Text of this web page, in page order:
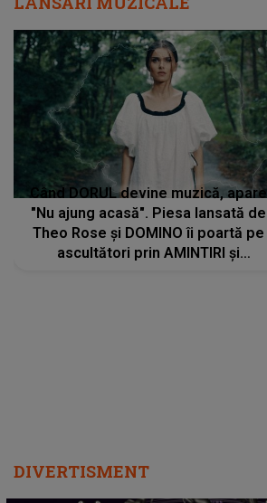
Când DORUL devine muzică, apare
"Nu ajung acasă". Piesa lansată de
Theo Rose și DOMINO îi poartă pe
ascultători prin AMINTIRI și
DIVERTISMENT